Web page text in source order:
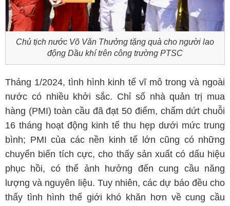
Chủ tịch nước Võ Văn Thưởng tặng quà cho người lao
động Dầu khí trên công trường PTSC
Tháng 1/2024, tình hình kinh tế vĩ mô trong và ngoài
nước có nhiều khởi sắc. Chỉ số nhà quản trị mua
hàng (PMI) toàn cầu đã đạt 50 điểm, chấm dứt chuỗi
16 tháng hoạt động kinh tế thu hẹp dưới mức trung
bình; PMI của các nền kinh tế lớn cũng có những
chuyển biến tích cực, cho thấy sản xuất có dấu hiệu
phục hồi, có thể ảnh hưởng đến cung cầu năng
lượng và nguyên liệu. Tuy nhiên, các dự báo đều cho
thấy tình hình thế giới khó khăn hơn về cung cầu